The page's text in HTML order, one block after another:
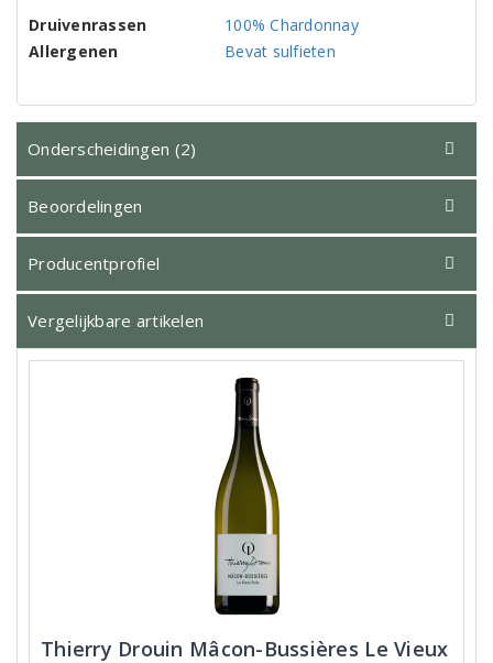
Druivenrassen
100% Chardonnay
Allergenen
Bevat sulfieten
Onderscheidingen (2)
Beoordelingen
Producentprofiel
Vergelijkbare artikelen
Thierry Drouin Mâcon-Bussières Le Vieux